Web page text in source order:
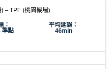
– TPE (桃園機場)
：
準點
平均延誤：
46min